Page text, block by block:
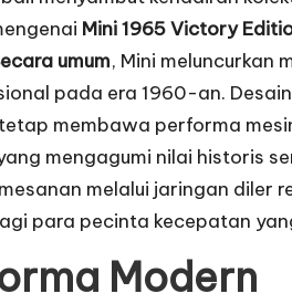
Mini 1965 Victory
umum, Mini meluncurkan
pada era 1960-an.
membawa performa
mengagumi nilai historis
melalui jaringan diler
para pecinta kecepatan
Modern